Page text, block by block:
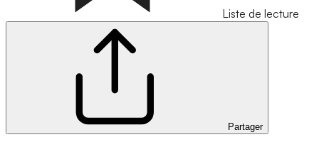
Liste de lecture
Partager